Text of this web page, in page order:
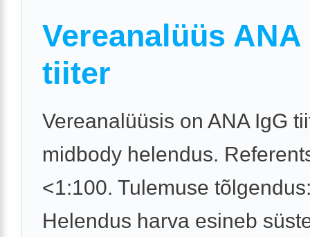
Vereanalüüs ANA
tiiter
Vereanalüüsis on ANA IgG
midbody helendus.
<1:100. Tulemuse
Helendus harva esineb